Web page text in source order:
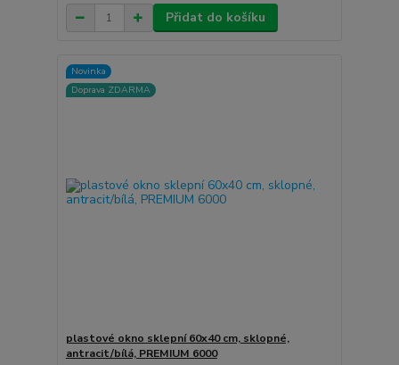
Přidat do košíku
Novinka
Doprava ZDARMA
plastové okno sklepní 60x40 cm, sklopné,
antracit/bílá, PREMIUM 6000